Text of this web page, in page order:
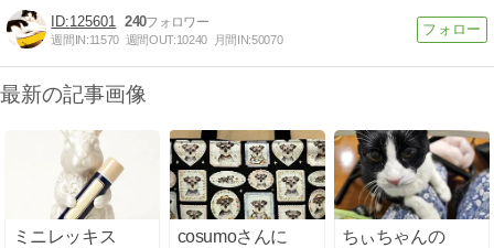
125601 240
週間IN:11570 週間OUT:10240 月間IN:50070
最新の記事画像
ミニレッキス
cosumoさんに
ちぃちゃんの